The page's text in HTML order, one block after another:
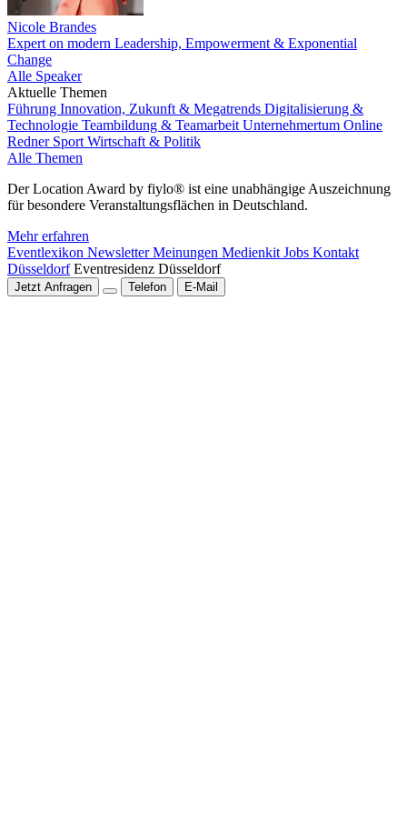
Nicole Brandes
Expert on modern Leadership, Empowerment & Exponential
Change
Alle Speaker
Aktuelle Themen
Führung Innovation, Zukunft & Megatrends Digitalisierung &
Technologie Teambildung & Teamarbeit Unternehmertum Online
Redner Sport Wirtschaft & Politik
Alle Themen
Der Location Award by fiylo® ist eine unabhängige Auszeichnung
für besondere Veranstaltungsflächen in Deutschland.
Mehr erfahren
Eventlexikon NewsletterMeinungen Medienkit Jobs Kontakt
Düsseldorf Eventresidenz Düsseldorf
Jetzt Anfragen Telefon E-Mail